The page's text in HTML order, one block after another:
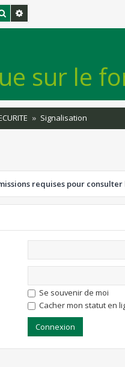
Rechercher
sur le
Signalisation
requises pour
Se souvenir de moi
Cacher mon statut en